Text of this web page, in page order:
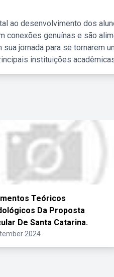
ao desenvolvimento dos
conexões genuínas e são
jornada para se tornarem
instituições
Teóricos
Da Proposta
De Santa Catarina.
2024